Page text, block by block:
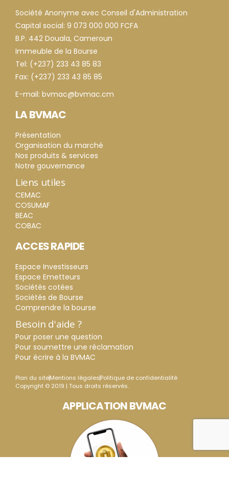
Société Anonyme avec Conseil d'Administration
Capital social: 9 073 000 000 FCFA
B.P. 442 Douala, Cameroun
Immeuble de la Bourse
Tel: (+237) 233 43 85 83
Fax: (+237) 233 43 85 85
E-mail: bvmac@bvmac.cm
LA BVMAC
Présentation
Organisation du marché
Nos produits & services
Notre gouvernance
Liens utiles
CEMAC
COSUMAF
BEAC
COBAC
ACCES RAPIDE
Espace Investisseurs
Espace Emetteurs
Sociétés cotées
Sociétés de Bourse
Comprendre la bourse
Besoin d'aide ?
Pour poser une question
Pour soumettre une réclamation
Pour écrire à la BVMAC
Plan du siteMentions légalesPolitique de confidentialité
Copyright © 2019 | Tous droits réservés.
APPLICATION BVMAC